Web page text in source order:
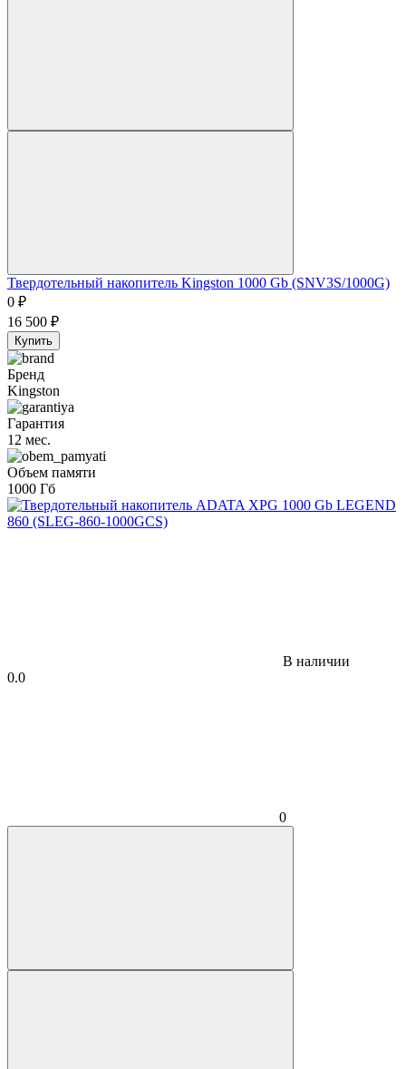
Твердотельный накопитель Kingston 1000 Gb (SNV3S/1000G)
0 ₽
16 500 ₽
Купить
Бренд
Kingston
Гарантия
12 мес.
Объем памяти
1000 Гб
В наличии
0.0
0